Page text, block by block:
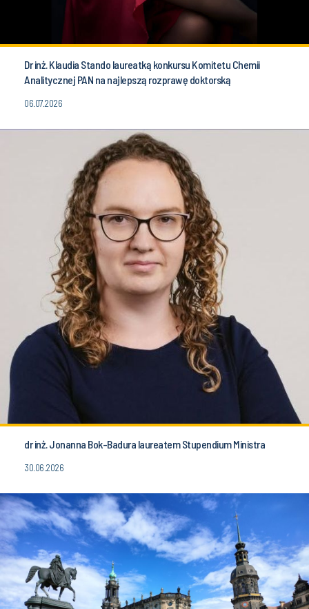
Dr inż. Klaudia Stando laureatką konkursu Komitetu Chemii
Analitycznej PAN na najlepszą rozprawę doktorską
06.07.2026
dr inż. Jonanna Bok-Badura laureatem Stupendium Ministra
30.06.2026